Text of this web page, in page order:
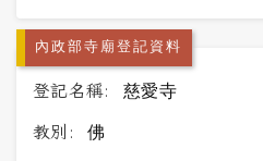
內政部寺廟登記資料
登記名稱: 慈愛寺
教別: 佛